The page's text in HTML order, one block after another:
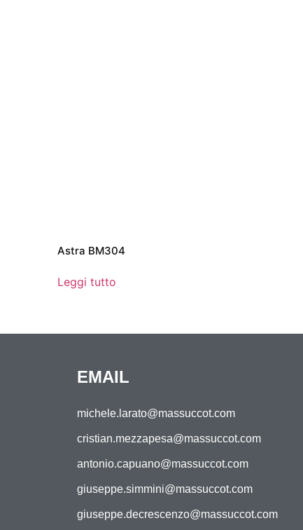
Astra BM304
Leggi tutto
EMAIL
michele.larato@massuccot.com
cristian.mezzapesa@massuccot.com
antonio.capuano@massuccot.com
giuseppe.simmini@massuccot.com
giuseppe.decrescenzo@massuccot.com